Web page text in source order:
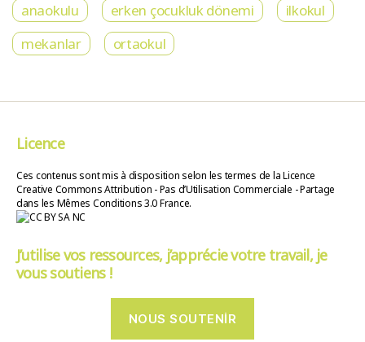
anaokulu erken çocukluk dönemi
ilkokul
mekanlar
ortaokul
Licence
Ces contenus sont mis à disposition selon les termes de la Licence
Creative Commons Attribution - Pas d’Utilisation Commerciale - Partage
dans les Mêmes Conditions 3.0 France.
J’utilise vos ressources, j’apprécie votre travail, je
vous soutiens !
NOUS SOUTENIR